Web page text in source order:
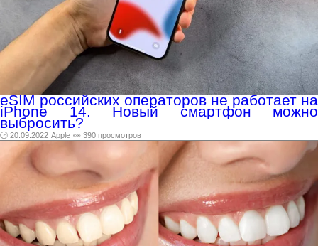
eSIM российских операторов не работает на
iPhone 14. Новый смартфон можно
выбросить?
🕑 20.09.2022 Apple 👀 390 просмотров